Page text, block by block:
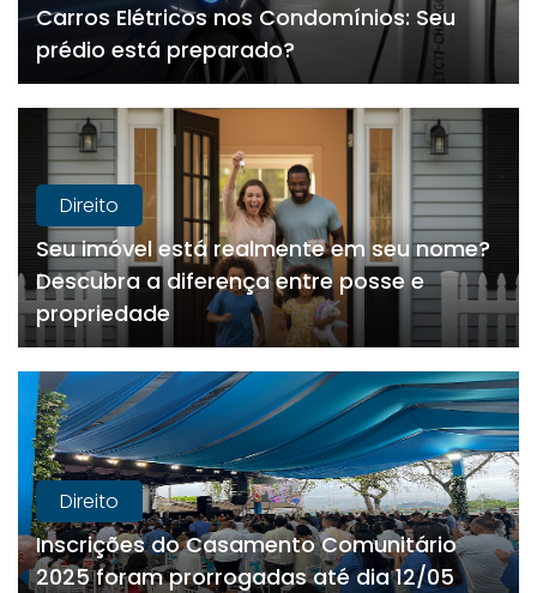
Carros Elétricos nos Condomínios: Seu
prédio está preparado?
Direito
Seu imóvel está realmente em seu nome?
Descubra a diferença entre posse e
propriedade
Direito
Inscrições do Casamento Comunitário
2025 foram prorrogadas até dia 12/05